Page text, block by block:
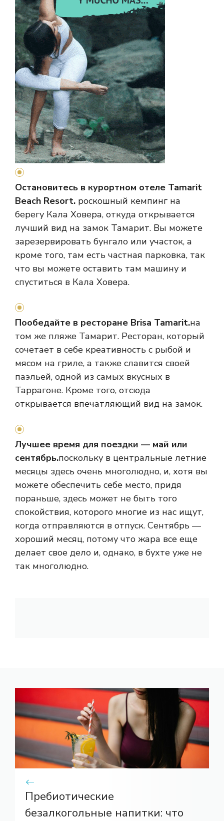
Остановитесь в курортном отеле Tamarit
Beach Resort. роскошный кемпинг на
берегу Кала Ховера, откуда открывается
лучший вид на замок Тамарит. Вы можете
зарезервировать бунгало или участок, а
кроме того, там есть частная парковка, так
что вы можете оставить там машину и
спуститься в Кала Ховера.
Пообедайте в ресторане Brisa Tamarit.на
том же пляже Тамарит. Ресторан, который
сочетает в себе креативность с рыбой и
мясом на гриле, а также славится своей
паэльей, одной из самых вкусных в
Таррагоне. Кроме того, отсюда
открывается впечатляющий вид на замок.
Лучшее время для поездки — май или
сентябрь.поскольку в центральные летние
месяцы здесь очень многолюдно, и, хотя вы
можете обеспечить себе место, придя
пораньше, здесь может не быть того
спокойствия, которого многие из нас ищут,
когда отправляются в отпуск. Сентябрь —
хороший месяц, потому что жара все еще
делает свое дело и, однако, в бухте уже не
так многолюдно.
Пребиотические
безалкогольные напитки: что